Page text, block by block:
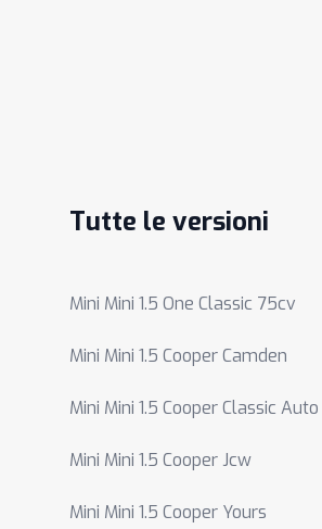
Tutte le versioni
Mini Mini 1.5 One Classic 75cv
Mini Mini 1.5 Cooper Camden
Mini Mini 1.5 Cooper Classic Auto
Mini Mini 1.5 Cooper Jcw
Mini Mini 1.5 Cooper Yours